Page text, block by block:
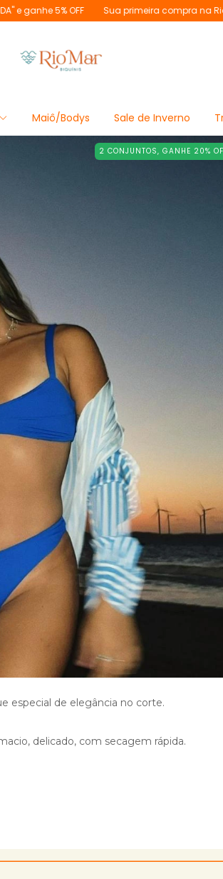
Sua primeira compra na RioMar? Use o cupom
Maiô/Bodys Sale de Inverno
2 CONJUNTOS, GANHE 20%
especial de elegância no corte.
delicado, com secagem rápida.